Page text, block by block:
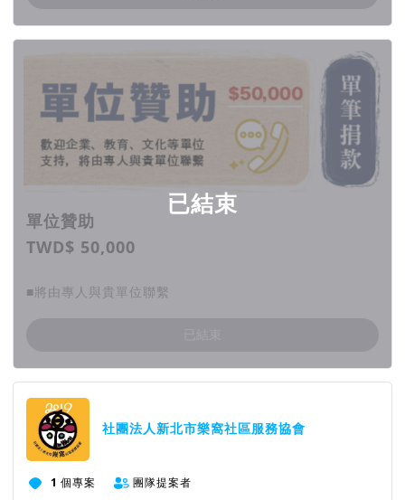
社團法人新北市樂窩社區服務協會
1 個專案
團隊提案者
已結束
單位贊助
TWD$ 50,000
■將由專人與貴單位聯繫